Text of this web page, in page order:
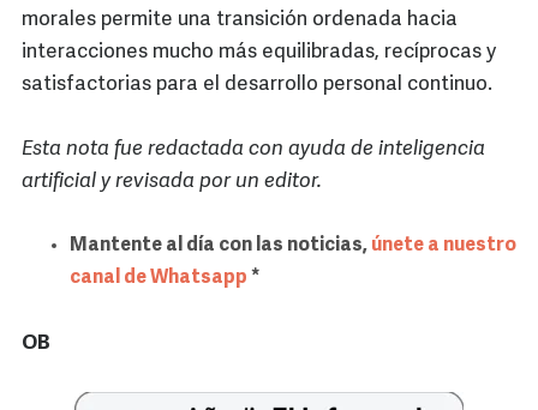
morales permite una transición ordenada hacia
interacciones mucho más equilibradas, recíprocas y
satisfactorias para el desarrollo personal continuo.
Esta nota fue redactada con ayuda de inteligencia
artificial y revisada por un editor.
Mantente al día con las noticias, únete a nuestro
canal de Whatsapp *
OB